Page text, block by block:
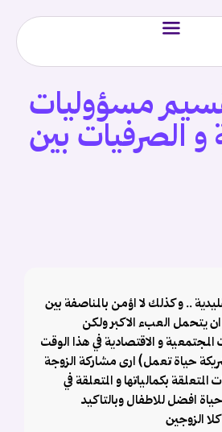
مسؤوليات
و الصرفيات بين
.. و كذلك لا اؤمن بالمناصفة بين
يتحمل العبء الاكبر ولكن
المجتمعية و الاقتصادية في هذا الوقت
حياة تعمل) ارى مشاركة الزوجة
بكمالياتها و المتعلقة في
افضل للاطفال وبالتاكيد
الزوجين